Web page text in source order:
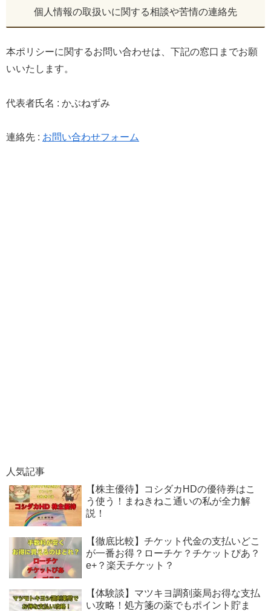
個人情報の取扱いに関する相談や苦情の連絡先
本ポリシーに関するお問い合わせは、下記の窓口までお願
いいたします。
代表者氏名 : かぶねずみ
連絡先 : お問い合わせフォーム
人気記事
【株主優待】コシダカHDの優待券はこ
う使う！まねきねこ通いの私が全力解
説！
【徹底比較】チケット代金の支払いどこ
が一番お得？ローチケ？チケットぴあ？
e+？楽天チケット？
【体験談】マツキヨ調剤薬局お得な支払
い攻略！処方箋の薬でもポイント貯ま